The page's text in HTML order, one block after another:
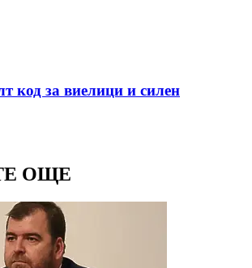
код за виелици и силен
ОЩЕ